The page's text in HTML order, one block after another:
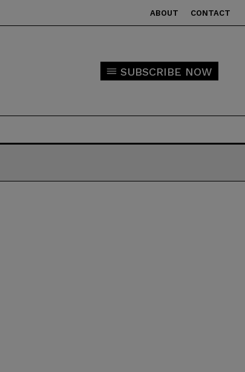
ABOUT CONTACT
SUBSCRIBE NOW